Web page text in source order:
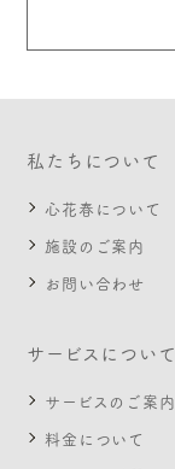
私たちについて
心花春について
施設のご案内
お問い合わせ
サービスについて
サービスのご案内
料金について